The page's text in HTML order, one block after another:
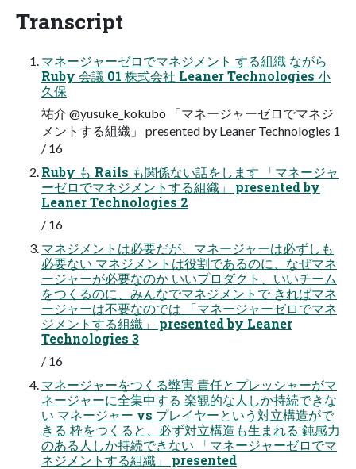
Transcript
マネージャーゼロでマネジメント する組織 ながら
Ruby 会議 01 株式会社 Leaner Technologies 小
久保
祐介 @yusuke_kokubo 「マネージャーゼロでマネジ
メントする組織」 presented by Leaner Technologies 1
/ 16
Ruby も Rails も関係ない話をします 「マネージャ
ーゼロでマネジメントする組織」 presented by
Leaner Technologies 2
/ 16
マネジメントは必要だが、マネージャーは必ずしも
必要ない マネジメントは役割であるのに、なぜマネ
ージャーが必要なのか いいプロダクト、いいチーム
をつくるのに、みんなでマネジメントで きればマネ
ージャーは不要なのでは 「マネージャーゼロでマネ
ジメントする組織」 presented by Leaner
Technologies 3
/ 16
マネージャーをつくる弊害 責任とプレッシャーがマ
ネージャーに全集中する 楽観的な人しか持続できな
い マネージャー vs プレイヤーという対立構造がで
きる 枠をつくると、必ず対立構造も生まれる 鈍感力
のある人しか持続できない 「マネージャーゼロでマ
ネジメントする組織」 presented